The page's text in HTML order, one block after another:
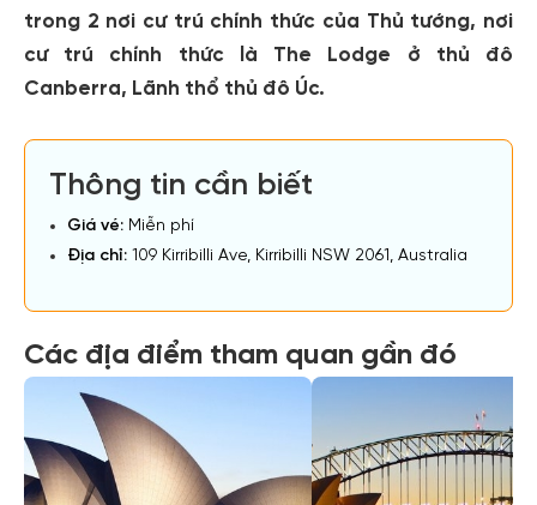
trong 2 nơi cư trú chính thức của Thủ tướng, nơi
cư trú chính thức là The Lodge ở thủ đô
Canberra, Lãnh thổ thủ đô Úc.
Thông tin cần biết
Giá vé: Miễn phí
Địa chỉ: 109 Kirribilli Ave, Kirribilli NSW 2061, Australia
Các địa điểm tham quan gần đó